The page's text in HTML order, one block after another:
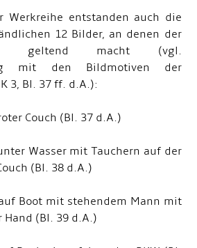
Werkreihe entstanden auch die
12 Bilder, an denen der
geltend macht (vgl.
mit den Bildmotiven der
3, Bl. 37 ff. d.A.):
Couch (Bl. 37 d.A.)
Wasser mit Tauchern auf der
(Bl. 38 d.A.)
Boot mit stehendem Mann mit
(Bl. 39 d.A.)